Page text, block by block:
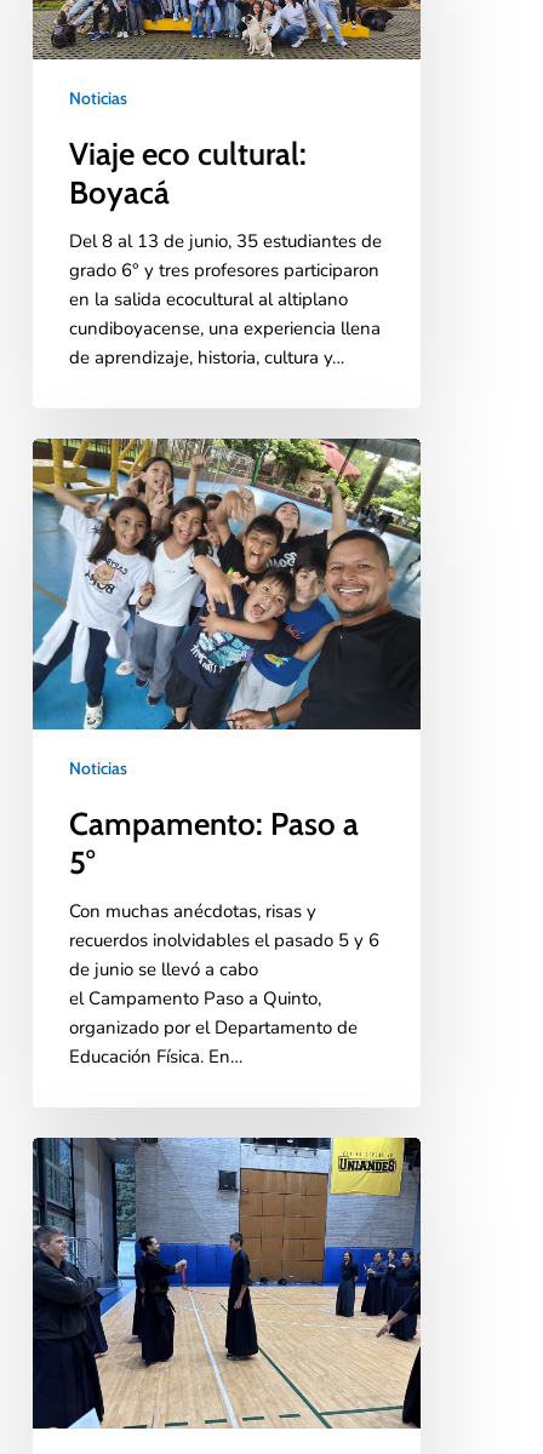
Noticias
Viaje eco cultural:
Boyacá
Del 8 al 13 de junio, 35 estudiantes de
grado 6° y tres profesores participaron
en la salida ecocultural al altiplano
cundiboyacense, una experiencia llena
de aprendizaje, historia, cultura y…
Noticias
Campamento: Paso a
5°
Con muchas anécdotas, risas y
recuerdos inolvidables el pasado 5 y 6
de junio se llevó a cabo
el Campamento Paso a Quinto,
organizado por el Departamento de
Educación Física. En…